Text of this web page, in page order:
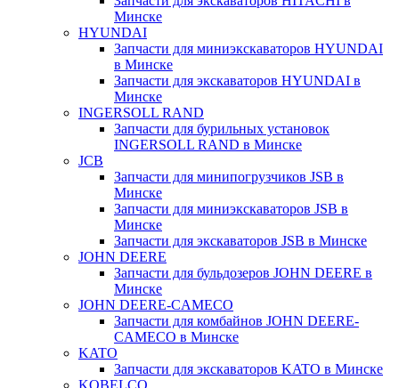
Минске
HYUNDAI
Запчасти для миниэкскаваторов HYUNDAI
в Минске
Запчасти для экскаваторов HYUNDAI в
Минске
INGERSOLL RAND
Запчасти для бурильных установок
INGERSOLL RAND в Минске
JCB
Запчасти для минипогрузчиков JSB в
Минске
Запчасти для миниэкскаваторов JSB в
Минске
Запчасти для экскаваторов JSB в Минске
JOHN DEERE
Запчасти для бульдозеров JOHN DEERE в
Минске
JOHN DEERE-CAMECO
Запчасти для комбайнов JOHN DEERE-
CAMECO в Минске
KATO
Запчасти для экскаваторов KATO в Минске
KOBELCO